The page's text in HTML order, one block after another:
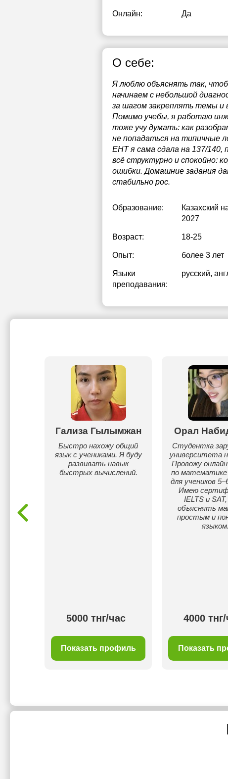
Онлайн: Да
О себе:
Я люблю объяснять так,
начинаем с небольшой
за шагом закреплять темы и
Помимо учебы, я работаю
тоже учу думать: как
не попадаться на типичные
ЕНТ я сама сдала на 137/
всё структурно и спокойно:
ошибки. Домашние задания
стабильно рос.
Образование: Казахский
2027
Возраст: 18-25
Опыт: более 3 лет
Языки
преподавания:
русский,
5 и 4.
Гализа Гылымжан
Быстро нахожу общий
язык с учениками. Я буду
развивать навык
быстрых вычислений.
5000 тнг/час
Показать профиль
Орал
Студентка
университета
Провожу
по математике
для учеников
Имею
IELTS и
объяснять
простым и
языком.
4000
Показать